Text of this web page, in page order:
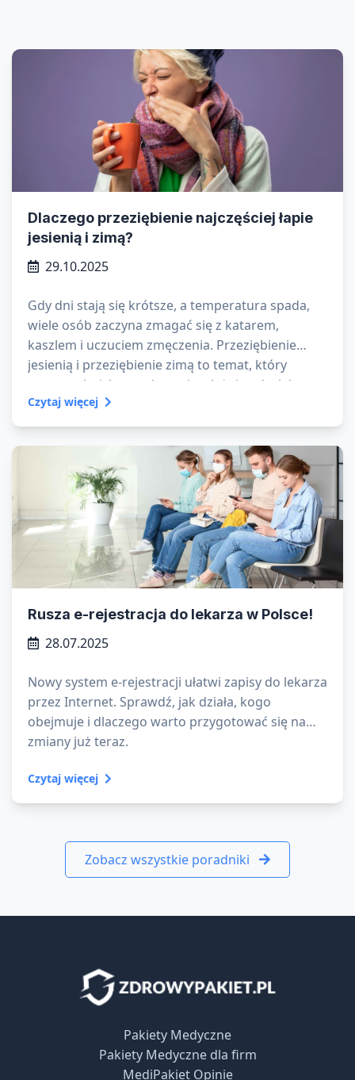
Dlaczego przeziębienie najczęściej łapie
jesienią i zimą?
29.10.2025
Gdy dni stają się krótsze, a temperatura spada,
wiele osób zaczyna zmagać się z katarem,
kaszlem i uczuciem zmęczenia. Przeziębienie
jesienią i przeziębienie zimą to temat, który
powraca każdego roku – niezależnie od wieku czy
stylu życia. Ale dlaczego chorujemy jesienią i zimą
częściej niż w cieplejszych miesiącach?
Czytaj więcej
Rusza e-rejestracja do lekarza w Polsce!
28.07.2025
Nowy system e-rejestracji ułatwi zapisy do lekarza
przez Internet. Sprawdź, jak działa, kogo
obejmuje i dlaczego warto przygotować się na
zmiany już teraz.
Czytaj więcej
Zobacz wszystkie poradniki
Pakiety Medyczne
Pakiety Medyczne dla firm
MediPakiet Opinie